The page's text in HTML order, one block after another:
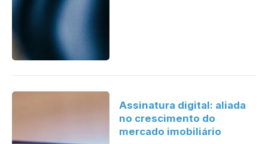
Assinatura digital: aliada
no crescimento do
mercado imobiliário